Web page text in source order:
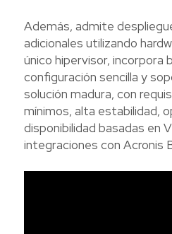
Además, admite
adicionales utilizando
único hipervisor, incorpora
configuración sencilla y
solución madura, con
mínimos, alta estabilidad,
disponibilidad basadas en
integraciones con Acronis